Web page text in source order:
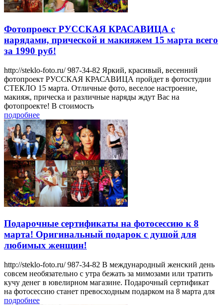
Фотопроект РУССКАЯ КРАСАВИЦА с
нарядами, прической и макияжем 15 марта всего
за 1990 руб!
http://steklo-foto.ru/ 987-34-82 Яркий, красивый, весенний
фотопроект РУССКАЯ КРАСАВИЦА пройдет в фотостудии
СТЕКЛО 15 марта. Отличные фото, веселое настроение,
макияж, прическа и различные наряды ждут Вас на
фотопроекте! В стоимость
подробнее
Подарочные сертификаты на фотосессию к 8
марта! Оригинальный подарок с душой для
любимых женщин!
http://steklo-foto.ru/ 987-34-82 В международный женский день
совсем необязательно с утра бежать за мимозами или тратить
кучу денег в ювелирном магазине. Подарочный сертификат
на фотосессию станет превосходным подарком на 8 марта для
подробнее